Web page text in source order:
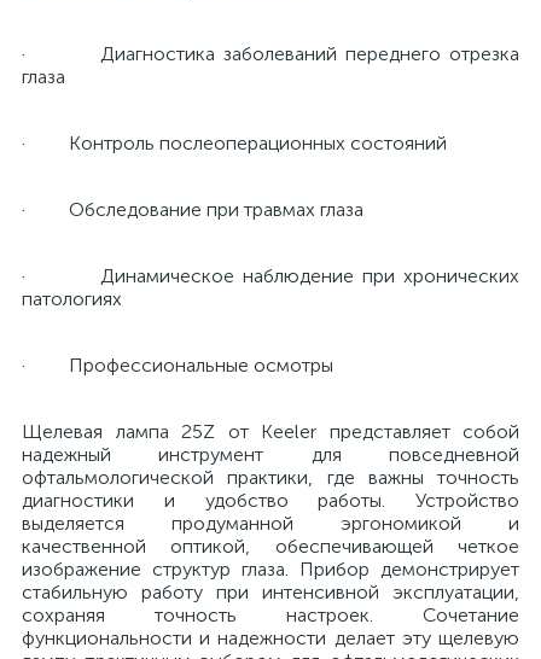
· Диагностика заболеваний переднего отрезка
глаза
· Контроль послеоперационных состояний
· Обследование при травмах глаза
· Динамическое наблюдение при хронических
патологиях
· Профессиональные осмотры
Щелевая лампа 25Z от Keeler представляет собой
надежный инструмент для повседневной
офтальмологической практики, где важны точность
диагностики и удобство работы. Устройство
выделяется продуманной эргономикой и
качественной оптикой, обеспечивающей четкое
изображение структур глаза. Прибор демонстрирует
стабильную работу при интенсивной эксплуатации,
сохраняя точность настроек. Сочетание
функциональности и надежности делает эту щелевую